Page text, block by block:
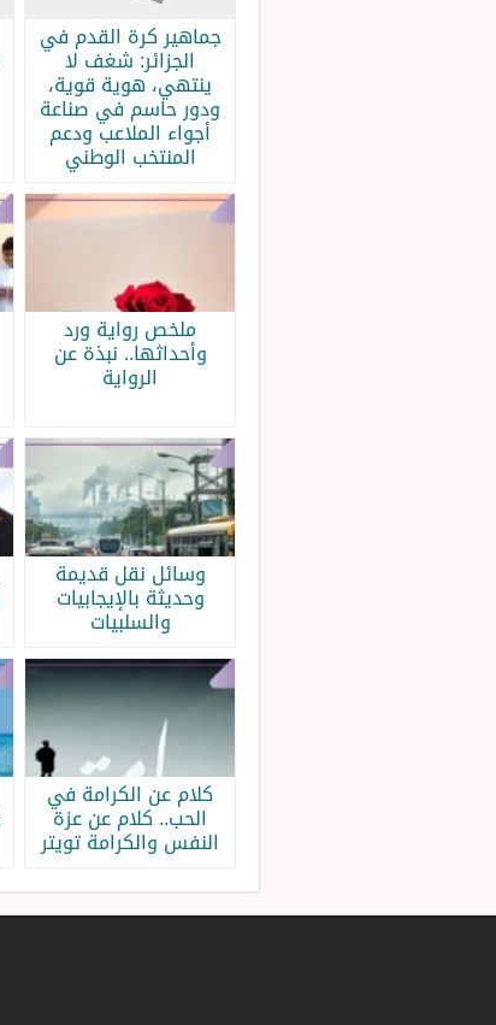
جماهير كرة القدم في
الجزائر: شغف لا
ينتهي، هوية قوية،
ودور حاسم في صناعة
أجواء الملاعب ودعم
المنتخب الوطني
ملخص رواية ورد
وأحداثها.. نبذة عن
الرواية
وسائل نقل قديمة
وحديثة بالإيجابيات
والسلبيات
كلام عن الكرامة في
الحب.. كلام عن عزة
النفس والكرامة تويتر